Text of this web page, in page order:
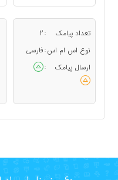
تعداد پیامک :
2
نوع اس ام اس : فارسی
ارسال پیامک
: